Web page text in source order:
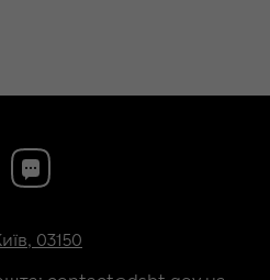
03150